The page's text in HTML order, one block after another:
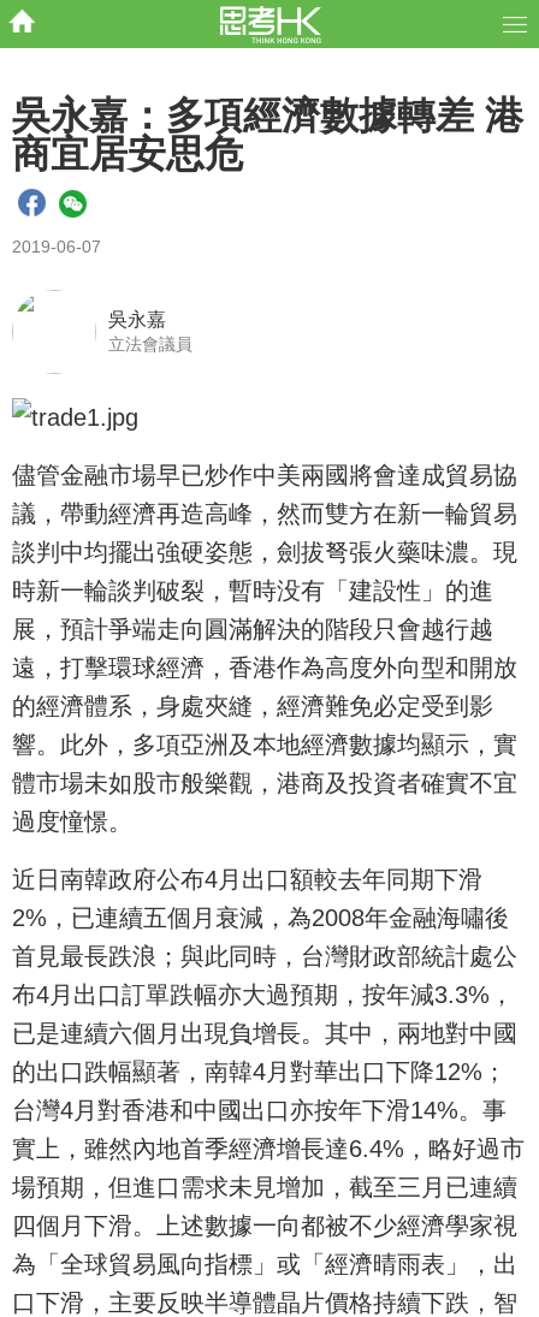
吳永嘉：多項經濟數據轉差 港
商宜居安思危
2019-06-07
吳永嘉
立法會議員
儘管金融市場早已炒作中美兩國將會達成貿易協
議，帶動經濟再造高峰，然而雙方在新一輪貿易
談判中均擺出強硬姿態，劍拔弩張火藥味濃。現
時新一輪談判破裂，暫時没有「建設性」的進
展，預計爭端走向圓滿解決的階段只會越行越
遠，打擊環球經濟，香港作為高度外向型和開放
的經濟體系，身處夾縫，經濟難免必定受到影
響。此外，多項亞洲及本地經濟數據均顯示，實
體市場未如股市般樂觀，港商及投資者確實不宜
過度憧憬。
近日南韓政府公布4月出口額較去年同期下滑
2%，已連續五個月衰減，為2008年金融海嘯後
首見最長跌浪；與此同時，台灣財政部統計處公
布4月出口訂單跌幅亦大過預期，按年減3.3%，
已是連續六個月出現負增長。其中，兩地對中國
的出口跌幅顯著，南韓4月對華出口下降12%；
台灣4月對香港和中國出口亦按年下滑14%。事
實上，雖然內地首季經濟增長達6.4%，略好過市
場預期，但進口需求未見增加，截至三月已連續
四個月下滑。上述數據一向都被不少經濟學家視
為「全球貿易風向指標」或「經濟晴雨表」，出
口下滑，主要反映半導體晶片價格持續下跌，智